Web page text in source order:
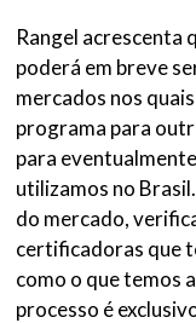
Rangel acrescenta
poderá em breve
mercados nos
programa para
para
utilizamos no
do mercado,
certificadoras que
como o que temos
processo é